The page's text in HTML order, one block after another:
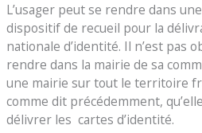
L’usager peut se rendre dans
dispositif de recueil pour la
nationale d’identité. Il n’est pas
rendre dans la mairie de sa
une mairie sur tout le territoire
comme dit précédemment,
délivrer les cartes d’identité.